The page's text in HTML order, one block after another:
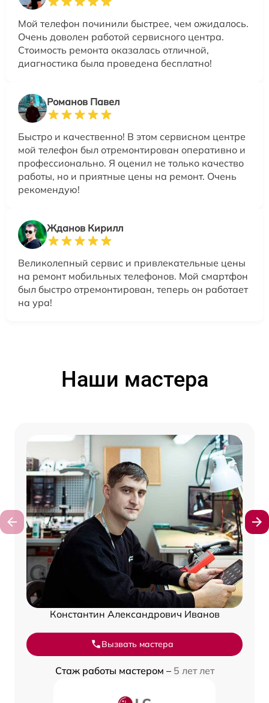
Мой телефон починили быстрее, чем ожидалось.
Очень доволен работой сервисного центра.
Стоимость ремонта оказалась отличной,
диагностика была проведена бесплатно!
Романов Павел
Быстро и качественно! В этом сервисном центре
мой телефон был отремонтирован оперативно и
профессионально. Я оценил не только качество
работы, но и приятные цены на ремонт. Очень
рекомендую!
Жданов Кирилл
Великолепный сервис и привлекательные цены
на ремонт мобильных телефонов. Мой смартфон
был быстро отремонтирован, теперь он работает
на ура!
Наши мастера
Константин Александрович Иванов
Вызвать мастера
Стаж работы мастером – 5 лет лет